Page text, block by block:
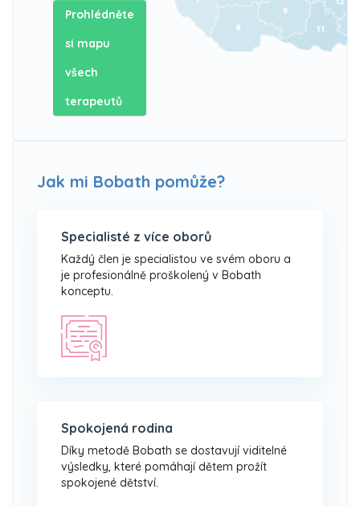
Prohlédněte
si mapu
všech
terapeutů
Jak mi Bobath pomůže?
Specialisté z více oborů
Každý člen je specialistou ve svém oboru a
je profesionálně proškolený v Bobath
konceptu.
Spokojená rodina
Díky metodě Bobath se dostavují viditelné
výsledky, které pomáhají dětem prožít
spokojené dětství.